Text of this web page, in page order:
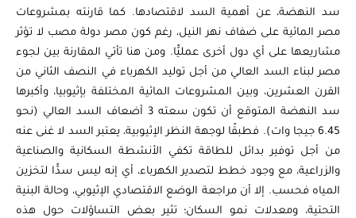
سد النهضة، عن أهمية السد لاقتصادها. كما قارنته بمشروعات
مصر المائية على ضفاف نهر النيل، رغم كون مصر دولة مصب لا تؤثر
مشاريعها على أي دول أخرى عمليًّا. ومن هنا تأتي المقارنة بين لجوء
مصر لبناء السد العالي من أجل توليد الكهرباء في النصف الثاني من
القرن العشرين، وبين المشروعات المائية المختلفة بإثيوبيا، وأكبرها
سد النهضة المتوقع أن تكون سعته 3 أضعاف السد العالي (نحو
6.45 جيجا وات). فطبقًا لوجهة النظر الإثيوبية، يعتبر السد لا غنى عنه
من أجل توفير بدائل للطاقة تكفي الأنشطة السكانية والصناعية
والزراعية، مع وجود خطط لتصدير الكهرباء، أي إنه ليس سدًّا لتخزين
المياه فحسب. إلا أن مراجعة الوضع الاقتصادي الإثيوبي، وحالة البنية
التحتية، ومعدلات نمو السكان؛ تثير بعض التساؤلات حول هذه